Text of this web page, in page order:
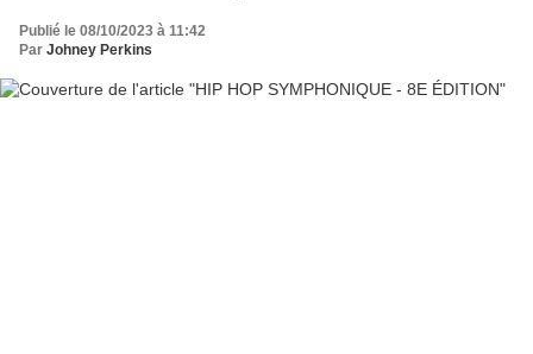
Publié le 08/10/2023 à 11:42
Par Johney Perkins